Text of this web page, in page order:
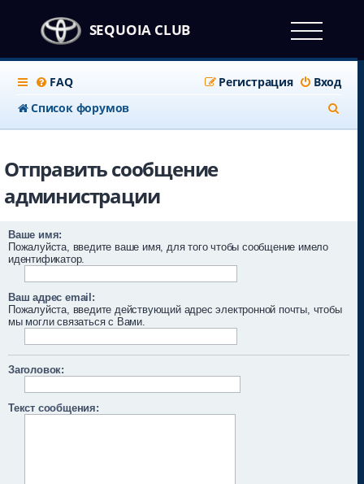
SEQUOIA CLUB
FAQ Вход
Регистрация
Список форумов
о
Отправить сообщение
администрации
Ваше имя:
Пожалуйста, введите ваше имя, для того чтобы сообщение имело
идентификатор.
Ваш адрес email:
Пожалуйста, введите действующий адрес электронной почты, чтобы
мы могли связаться с Вами.
Заголовок:
Текст сообщения: